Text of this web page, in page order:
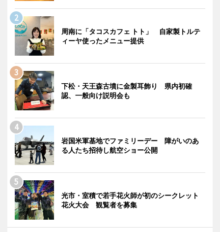
周南に「タコスカフェ トト」 自家製トルテ
ィーヤ使ったメニュー提供
下松・天王森古墳に金製耳飾り 県内初確
認、一般向け説明会も
岩国米軍基地でファミリーデー 障がいのあ
る人たち招待し航空ショー公開
光市・室積で若手花火師が初のシークレット
花火大会 観覧者を募集